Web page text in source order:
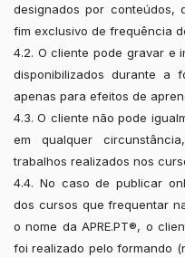
designados por conteúdos,
fim exclusivo de frequência
4.2. O cliente pode gravar e
disponibilizados durante a
apenas para efeitos de
4.3. O cliente não pode
em qualquer
trabalhos realizados nos
4.4. No caso de publicar
dos cursos que frequentar
o nome da APRE.PT®, o
foi realizado pelo formando